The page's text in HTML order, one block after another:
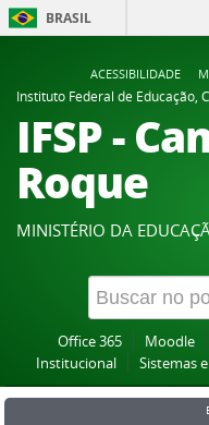
BRASIL
ACESSIBILIDADE
Instituto Federal de Educação,
IFSP -
Roque
MINISTÉRIO DA
Office 365 Moodle
Institucional
Sistemas